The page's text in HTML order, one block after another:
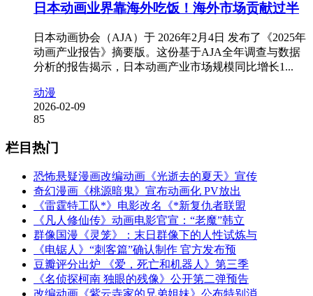
日本动画业界靠海外吃饭！海外市场贡献过半
日本动画协会（AJA）于 2026年2月4日 发布了《2025年
动画产业报告》摘要版。这份基于AJA全年调查与数据
分析的报告揭示，日本动画产业市场规模同比增长1...
动漫
2026-02-09
85
栏目热门
恐怖悬疑漫画改编动画《光逝去的夏天》宣传
奇幻漫画《桃源暗鬼》宣布动画化 PV放出
《雷霆特工队*》电影改名《*新复仇者联盟
《凡人修仙传》动画电影官宣：“老魔”韩立
群像国漫《灵笼》：末日群像下的人性试炼与
《电锯人》“刺客篇”确认制作 官方发布预
豆瓣评分出炉 《爱，死亡和机器人》第三季
《名侦探柯南 独眼的残像》公开第二弹预告